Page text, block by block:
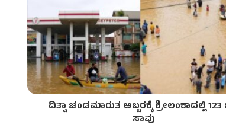
ಕಾವೇರಿ ಕಿಚ್ಚು – ಆಗಸ್ಟ್​ 13ರಂದು ಕರ್ನಾಟಕ
ಕಾವೇರಿ ಕಿಚ್ಚು – ಥಿಯೇಟರ್ ಮುಂದೆ ರೈತರ
ದಿತ್ವಾ ಚಂಡಮಾರುತ ಅಬ್ಬರಕ್ಕೆ ಶ್ರೀಲಂಕಾದಲ್ಲಿ
ಸಾವು